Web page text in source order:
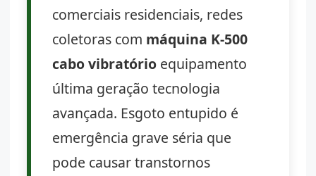
comerciais residenciais, redes
coletoras com máquina K-500
cabo vibratório equipamento
última geração tecnologia
avançada. Esgoto entupido é
emergência grave séria que
pode causar transtornos